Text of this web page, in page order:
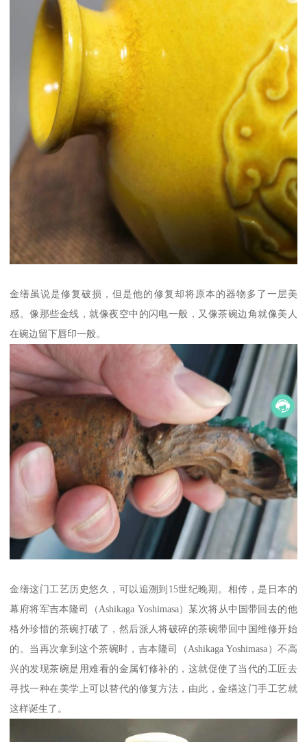
金缮虽说是修复破损，但是他的修复却将原本的器物多了一层美
感。像那些金线，就像夜空中的闪电一般，又像茶碗边角就像美人
在碗边留下唇印一般。
金缮这门工艺历史悠久，可以追溯到15世纪晚期。相传，是日本的
幕府将军吉本隆司（Ashikaga Yoshimasa）某次将从中国带回去的他
格外珍惜的茶碗打破了，然后派人将破碎的茶碗带回中国维修开始
的。当再次拿到这个茶碗时，吉本隆司（Ashikaga Yoshimasa）不高
兴的发现茶碗是用难看的金属钉修补的，这就促使了当代的工匠去
寻找一种在美学上可以替代的修复方法，由此，金缮这门手工艺就
这样诞生了。